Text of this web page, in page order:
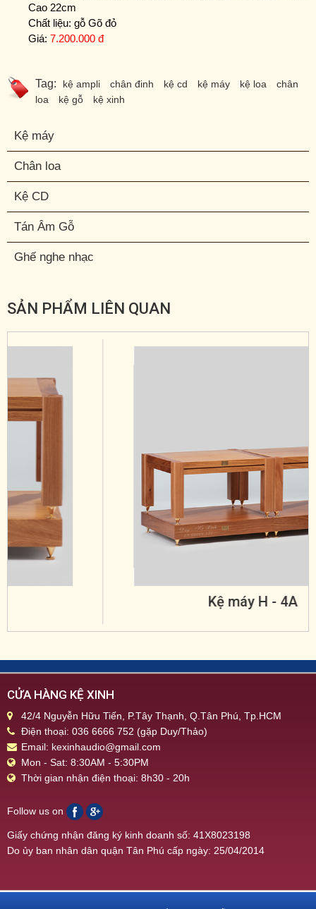
Cao 22cm
Chất liệu: gỗ Gõ đỏ
Giá: 7.200.000 đ
Tag: kệ ampli chân đinh kệ cd kệ máy kệ loa
chân
loa
kệ gỗ kệ xinh
Kệ máy
Chân loa
Kệ CD
Tán Âm Gỗ
Ghế nghe nhạc
SẢN PHẨM LIÊN QUAN
CỬA HÀNG KỆ XINH
42/4 Nguyễn Hữu Tiến, P.Tây Thạnh, Q.Tân Phú, Tp.HCM
Điện thoại: 036 6666 752 (gặp Duy/Thảo)
Email: kexinhaudio@gmail.com
Mon - Sat: 8:30AM - 5:30PM
Thời gian nhận điện thoại: 8h30 - 20h
Follow us on
Giấy chứng nhận đăng ký kinh doanh số: 41X8023198
Do ủy ban nhân dân quận Tân Phú cấp ngày: 25/04/2014